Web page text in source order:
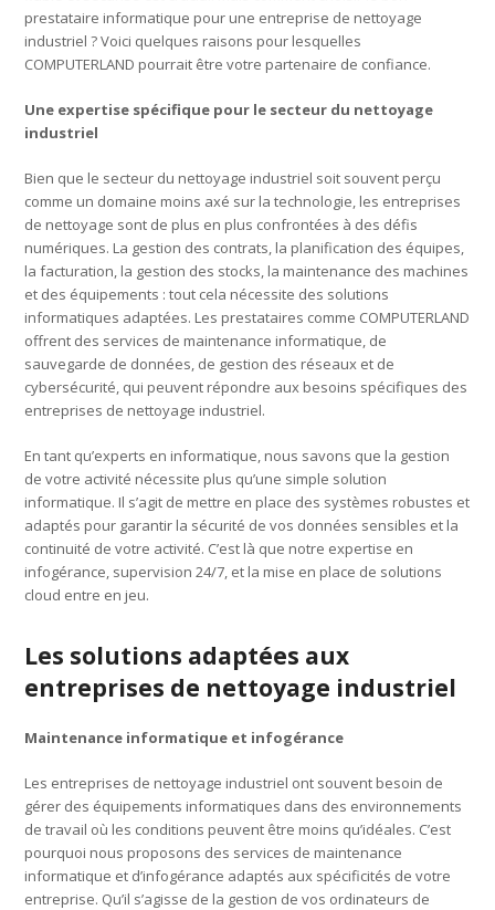
prestataire informatique pour une entreprise de nettoyage
industriel ? Voici quelques raisons pour lesquelles
COMPUTERLAND pourrait être votre partenaire de confiance.
Une expertise spécifique pour le secteur du nettoyage
industriel
Bien que le secteur du nettoyage industriel soit souvent perçu
comme un domaine moins axé sur la technologie, les entreprises
de nettoyage sont de plus en plus confrontées à des défis
numériques. La gestion des contrats, la planification des équipes,
la facturation, la gestion des stocks, la maintenance des machines
et des équipements : tout cela nécessite des solutions
informatiques adaptées. Les prestataires comme COMPUTERLAND
offrent des services de maintenance informatique, de
sauvegarde de données, de gestion des réseaux et de
cybersécurité, qui peuvent répondre aux besoins spécifiques des
entreprises de nettoyage industriel.
En tant qu’experts en informatique, nous savons que la gestion
de votre activité nécessite plus qu’une simple solution
informatique. Il s’agit de mettre en place des systèmes robustes et
adaptés pour garantir la sécurité de vos données sensibles et la
continuité de votre activité. C’est là que notre expertise en
infogérance, supervision 24/7, et la mise en place de solutions
cloud entre en jeu.
Les solutions adaptées aux
entreprises de nettoyage industriel
Maintenance informatique et infogérance
Les entreprises de nettoyage industriel ont souvent besoin de
gérer des équipements informatiques dans des environnements
de travail où les conditions peuvent être moins qu’idéales. C’est
pourquoi nous proposons des services de maintenance
informatique et d’infogérance adaptés aux spécificités de votre
entreprise. Qu’il s’agisse de la gestion de vos ordinateurs de